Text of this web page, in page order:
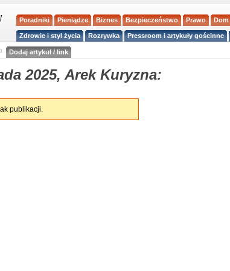
Poradniki Pieniądze Biznes Bezpieczeństwo Prawo Dom
Zdrowie i styl życia Rozrywka Pressroom i artykuły gościnne
Dodaj artykuł / link
2025, Arek Kuryzna:
publikacji.